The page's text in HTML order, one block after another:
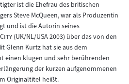
ist die Ehefrau des britischen
Steve McQueen, war als Produzentin
und ist die Autorin seines
"(UK/NL/USA 2003) über das von den
Glenn Kurtz hat sie aus dem
einen klugen und sehr berührenden
der kurzen aufgenommenen
Originaltitel heißt.